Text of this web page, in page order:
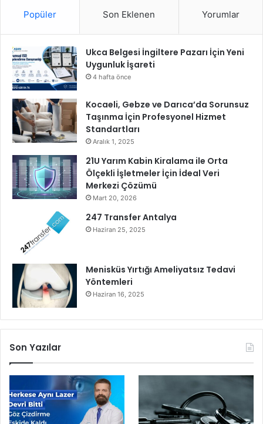
a
k
Popüler Son Eklenen Yorumlar
Ukca Belgesi İngiltere Pazarı İçin Yeni
Uygunluk İşareti
4 hafta önce
Kocaeli, Gebze ve Darıca’da Sorunsuz
Taşınma İçin Profesyonel Hizmet
Standartları
Aralık 1, 2025
21U Yarım Kabin Kiralama ile Orta
Ölçekli İşletmeler İçin İdeal Veri
Merkezi Çözümü
Mart 20, 2026
247 Transfer Antalya
Haziran 25, 2025
Menisküs Yırtığı Ameliyatsız Tedavi
Yöntemleri
Haziran 16, 2025
Son Yazılar